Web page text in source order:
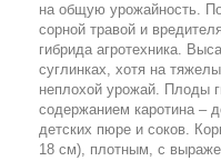
на общую урожайность.
сорной травой и
гибрида агротехника.
суглинках, хотя на
неплохой урожай. Плоды
содержанием каротина –
детских пюре и соков.
18 см), плотным, с